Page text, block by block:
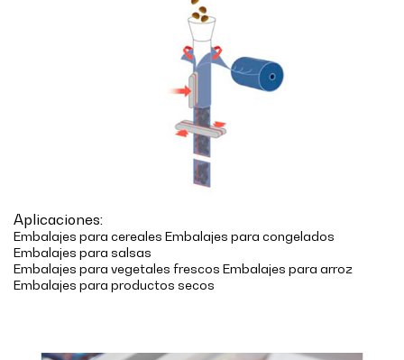
Aplicaciones:
Embalajes para cereales Embalajes para congelados
Embalajes para salsas
Embalajes para vegetales frescos Embalajes para arroz
Embalajes para productos secos